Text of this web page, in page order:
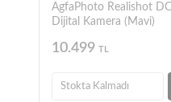
AgfaPhoto Realishot
Dijital Kamera (Mavi)
10.499 TL
Stokta Kalmadı